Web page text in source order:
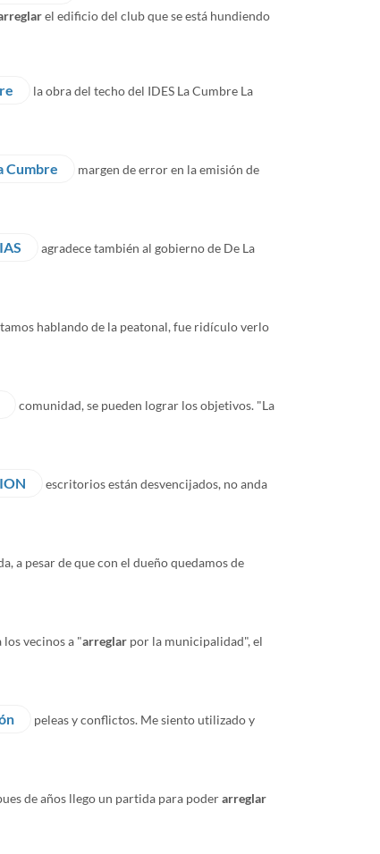
el edificio del club que se está hundiendo
la obra del techo del IDES La Cumbre La
Cumbre
margen de error en la emisión de
agradece también al gobierno de De La
hablando de la peatonal, fue ridículo verlo
comunidad, se pueden lograr los objetivos. "La
escritorios están desvencijados, no anda
a pesar de que con el dueño quedamos de
vecinos a "arreglar por la municipalidad", el
peleas y conflictos. Me siento utilizado y
de años llego un partida para poderarreglar